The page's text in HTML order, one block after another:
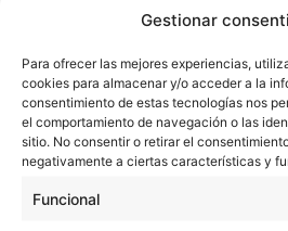
Gestionar
Para ofrecer las mejores experiencias,
cookies para almacenar y/o acceder a la
consentimiento de estas tecnologías nos
el comportamiento de navegación o las
sitio. No consentir o retirar el
negativamente a ciertas características y
Funcional